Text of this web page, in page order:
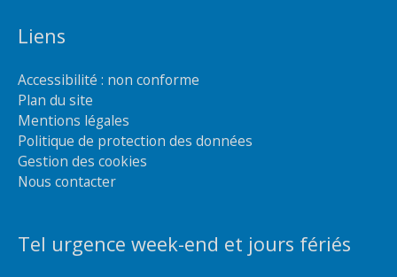
Liens
Accessibilité : non conforme
Plan du site
Mentions légales
Politique de protection des données
Gestion des cookies
Nous contacter
Tel urgence week-end et jours fériés